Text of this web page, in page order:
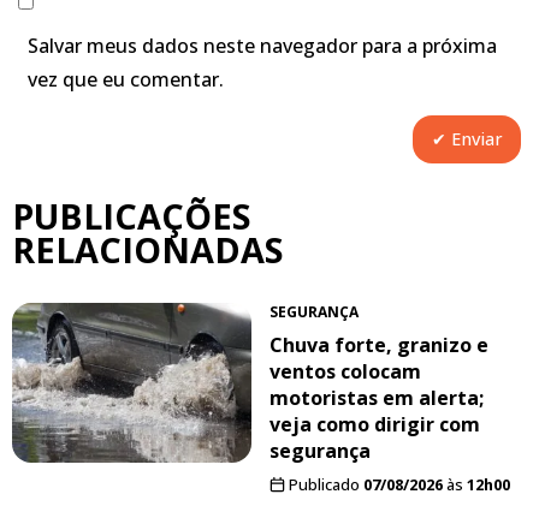
Salvar meus dados neste navegador para a próxima
vez que eu comentar.
PUBLICAÇÕES
RELACIONADAS
SEGURANÇA
Chuva forte, granizo e
ventos colocam
motoristas em alerta;
veja como dirigir com
segurança
Publicado 07/08/2026às 12h00